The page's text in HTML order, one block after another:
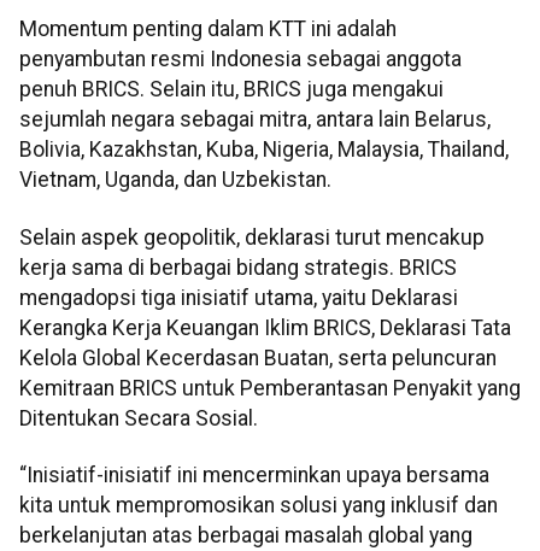
Momentum penting dalam KTT ini adalah
penyambutan resmi Indonesia sebagai anggota
penuh BRICS. Selain itu, BRICS juga mengakui
sejumlah negara sebagai mitra, antara lain Belarus,
Bolivia, Kazakhstan, Kuba, Nigeria, Malaysia, Thailand,
Vietnam, Uganda, dan Uzbekistan.
Selain aspek geopolitik, deklarasi turut mencakup
kerja sama di berbagai bidang strategis. BRICS
mengadopsi tiga inisiatif utama, yaitu Deklarasi
Kerangka Kerja Keuangan Iklim BRICS, Deklarasi Tata
Kelola Global Kecerdasan Buatan, serta peluncuran
Kemitraan BRICS untuk Pemberantasan Penyakit yang
Ditentukan Secara Sosial.
“Inisiatif-inisiatif ini mencerminkan upaya bersama
kita untuk mempromosikan solusi yang inklusif dan
berkelanjutan atas berbagai masalah global yang